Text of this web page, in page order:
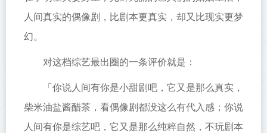
人间真实的偶像剧，比剧本更真实，却又比现实更梦
幻。
对这档综艺最出圈的一条评价就是：
「你说人间有你是小甜剧吧，它又是那么真实，
柴米油盐酱醋茶，看偶像剧都没这么有代入感；你说
人间有你是综艺吧，它又是那么纯粹自然，不玩剧本